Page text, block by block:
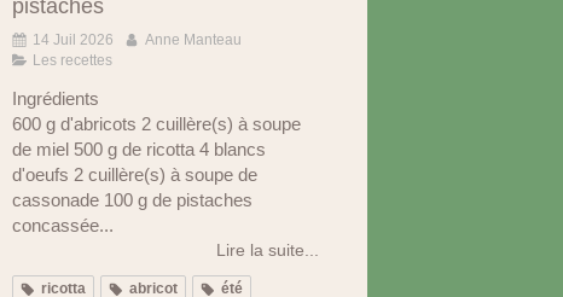
pistaches
14 Juil 2026
Anne Manteau
Les recettes
Ingrédients
600 g d'abricots 2 cuillère(s) à soupe
de miel 500 g de ricotta 4 blancs
d'oeufs 2 cuillère(s) à soupe de
cassonade 100 g de pistaches
concassée...
Lire la suite...
ricotta abricot été